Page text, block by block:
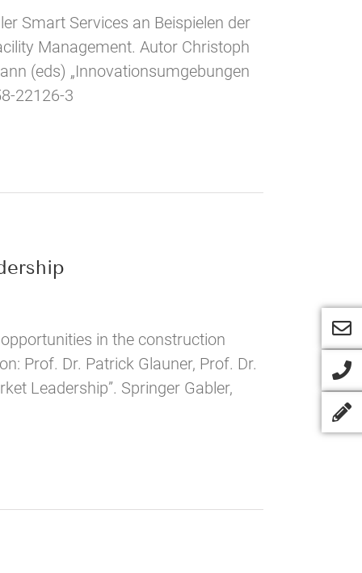
Smart Services an Beispielen der
Management. Autor Christoph
(eds) „Innovationsumgebungen
22126-3
in the construction
Prof. Dr. Patrick Glauner, Prof. Dr.
Leadership”. Springer Gabler,